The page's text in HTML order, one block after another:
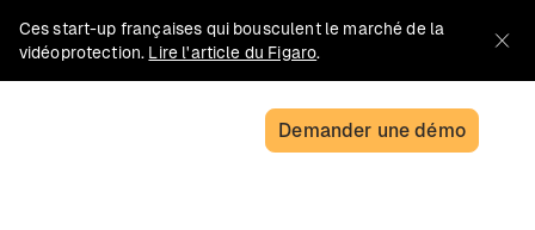
Ces start-up françaises qui bousculent le marché de la
vidéoprotection. Lire l'article du Figaro.
Demander une démo